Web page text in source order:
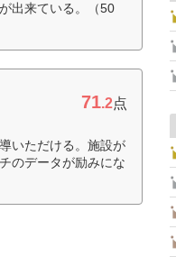
出来ている。（50
71.2点
いただける。施設が
のデータが励みにな